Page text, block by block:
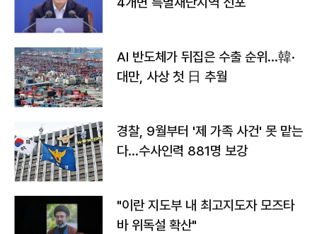
AI 반도체가 뒤집은 수출 순위…韓·
대만, 사상 첫 日 추월
경찰, 9월부터 '제 가족 사건' 못 맡는
다…수사인력 881명 보강
"이란 지도부 내 최고지도자 모즈타
바 위독설 확산"